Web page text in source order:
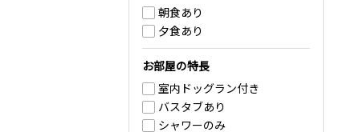
朝食あり
夕食あり
お部屋の特長
室内ドッグラン付き
バスタブあり
シャワーのみ